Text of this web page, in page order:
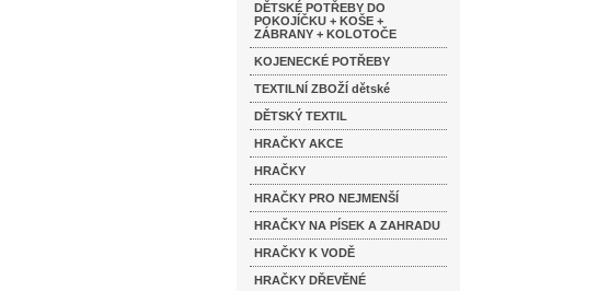
DĚTSKÉ POTŘEBY DO
POKOJÍČKU + KOŠE +
ZÁBRANY + KOLOTOČE
KOJENECKÉ POTŘEBY
TEXTILNÍ ZBOŽÍ dětské
DĚTSKÝ TEXTIL
HRAČKY AKCE
HRAČKY
HRAČKY PRO NEJMENŠÍ
HRAČKY NA PÍSEK A ZAHRADU
HRAČKY K VODĚ
HRAČKY DŘEVĚNÉ